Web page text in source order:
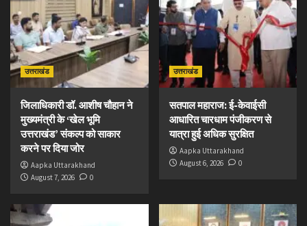
उत्तराखंड
जिलाधिकारी डॉ. आशीष चौहान ने
मुख्यमंत्री के ‘खेल भूमि
उत्तराखंड’ संकल्प को साकार
करने पर दिया जोर
Aapka Uttarakhand
August 7, 2026
0
उत्तराखंड
सतपाल महाराज: ई-केवाईसी
आधारित चारधाम पंजीकरण से
यात्रा हुई अधिक सुरक्षित
Aapka Uttarakhand
August 6, 2026
0